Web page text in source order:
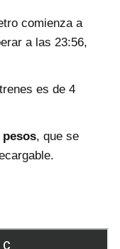
comienza a
a las 23:56,
es de 4
pesos, que se